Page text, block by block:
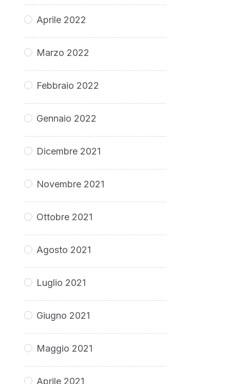
Aprile 2022
Marzo 2022
Febbraio 2022
Gennaio 2022
Dicembre 2021
Novembre 2021
Ottobre 2021
Agosto 2021
Luglio 2021
Giugno 2021
Maggio 2021
Aprile 2021